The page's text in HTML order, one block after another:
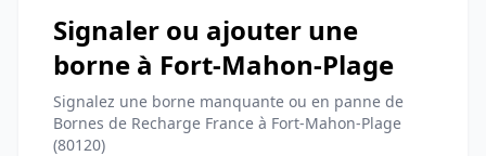
Signaler ou ajouter une
borne à Fort-Mahon-Plage
Signalez une borne manquante ou en panne de
Bornes de Recharge France à Fort-Mahon-Plage
(80120)